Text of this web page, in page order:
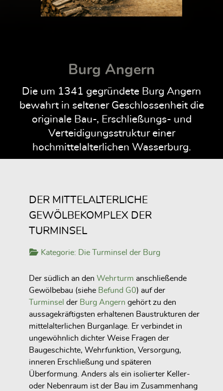
Burg Angern
Die um 1341 gegründete Burg Angern
bewahrt in seltener Geschlossenheit die
originale Bau-, Erschließungs- und
Verteidigungsstruktur einer
hochmittelalterlichen Wasserburg.
DER MITTELALTERLICHE
GEWÖLBEKOMPLEX DER
TURMINSEL
Kategorie: Die Turminsel der Burg
Der südlich an den Wehrturm anschließende
Gewölbebau (siehe Befund G0) auf der
Turminsel der Burg Angern gehört zu den
aussagekräftigsten erhaltenen Baustrukturen der
mittelalterlichen Burganlage. Er verbindet in
ungewöhnlich dichter Weise Fragen der
Baugeschichte, Wehrfunktion, Versorgung,
inneren Erschließung und späteren
Überformung. Anders als ein isolierter Keller-
oder Nebenraum ist der Bau im Zusammenhang